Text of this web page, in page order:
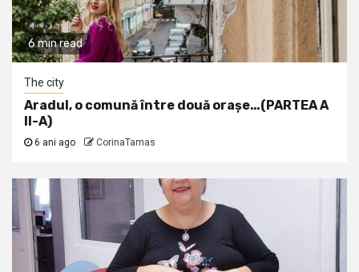
6 min read
The city
Aradul, o comună între două orașe…(PARTEA A
II-A)
6 ani ago CorinaTamas